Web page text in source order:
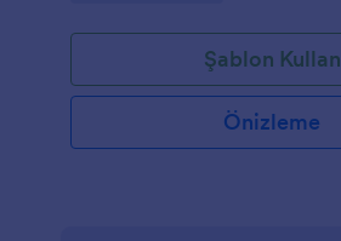
Şablon Kullan
Önizleme